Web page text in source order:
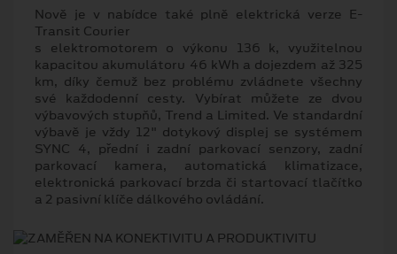
Nově je v nabídce také plně elektrická verze E-
Transit Courier
s elektromotorem o výkonu 136 k, využitelnou
kapacitou akumulátoru 46 kWh a dojezdem až 325
km, díky čemuž bez problému zvládnete všechny
své každodenní cesty. Vybírat můžete ze dvou
výbavových stupňů, Trend a Limited. Ve standardní
výbavě je vždy 12" dotykový displej se systémem
SYNC 4, přední i zadní parkovací senzory, zadní
parkovací kamera, automatická klimatizace,
elektronická parkovací brzda či startovací tlačítko
a 2 pasivní klíče dálkového ovládání.